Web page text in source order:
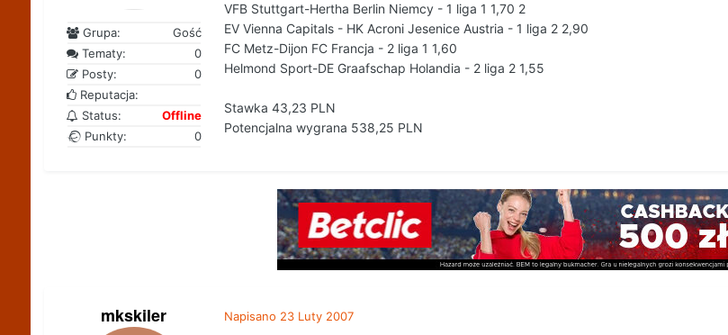
Grupa:
Gość
Tematy:
0
Posty:
0
Reputacja:
Status:
Offline
Punkty:
0
VFB Stuttgart-Hertha Berlin Niemcy - 1 liga 1 1,70 2
EV Vienna Capitals - HK Acroni Jesenice Austria - 1 liga 2 2,90
FC Metz-Dijon FC Francja - 2 liga 1 1,60
Helmond Sport-DE Graafschap Holandia - 2 liga 2 1,55
Stawka 43,23 PLN
Potencjalna wygrana 538,25 PLN
mkskiler Napisano 23 Luty 2007